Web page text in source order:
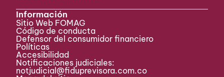
Información
Sitio Web FOMAG
Código de conducta
Defensor del consumidor financiero
Políticas
Accesibilidad
Notificaciones judiciales:
notjudicial@fiduprevisora.com.co